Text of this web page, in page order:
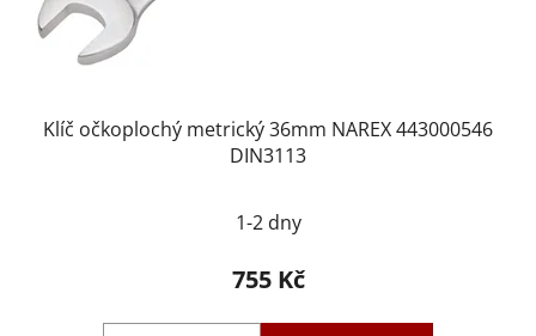
Klíč očkoplochý metrický 36mm NAREX 443000546
DIN3113
1-2 dny
755 Kč